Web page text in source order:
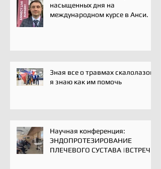
насыщенных дня на
международном курсе в Анси.
Зная все о травмах скалолазов,
я знаю как им помочь
Научная конференция:
ЭНДОПРОТЕЗИРОВАНИЕ
ПЛЕЧЕВОГО СУСТАВА |ВСТРЕЧА